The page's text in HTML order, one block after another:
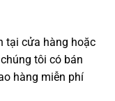
tại cửa hàng hoặc
tôi có bán
hàng miễn phí